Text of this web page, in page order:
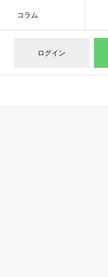
ログイン
コラム